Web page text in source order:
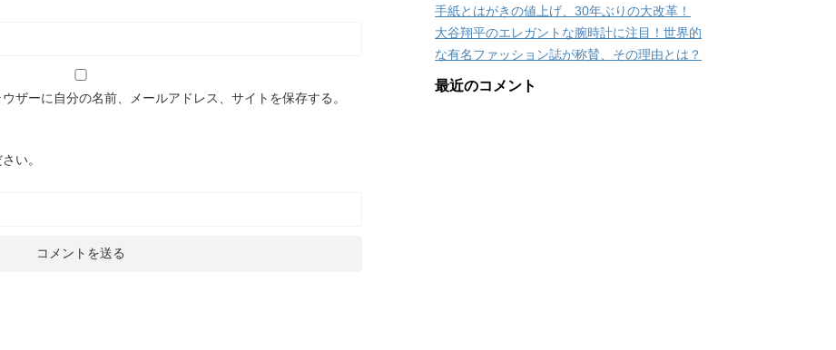
ザーに自分の名前、メールアドレス、サイトを保存する。
い。
手紙とはがきの値上げ、30年ぶりの大改革！
大谷翔平のエレガントな腕時計に注目！世界的
な有名ファッション誌が称賛、その理由とは？
最近のコメント